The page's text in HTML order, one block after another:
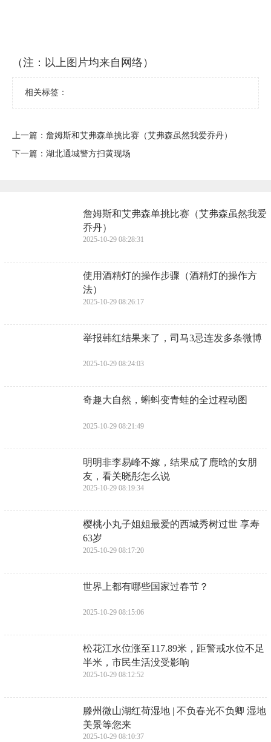
（注：以上图片均来自网络）
相关标签：
上一篇： ​詹姆斯和艾弗森单挑比赛（艾弗森虽然我爱乔丹）
下一篇： ​湖北通城警方扫黄现场
​詹姆斯和艾弗森单挑比赛（艾弗森虽然我爱
乔丹）
2025-10-29 08:28:31
​使用酒精灯的操作步骤（酒精灯的操作方
法）
2025-10-29 08:26:17
​举报韩红结果来了，司马3忌连发多条微博
2025-10-29 08:24:03
​奇趣大自然，蝌蚪变青蛙的全过程动图
2025-10-29 08:21:49
​明明非李易峰不嫁，结果成了鹿晗的女朋
友，看关晓彤怎么说
2025-10-29 08:19:34
​樱桃小丸子姐姐最爱的西城秀树过世 享寿
63岁
2025-10-29 08:17:20
​世界上都有哪些国家过春节？
2025-10-29 08:15:06
​松花江水位涨至117.89米，距警戒水位不足
半米，市民生活没受影响
2025-10-29 08:12:52
​滕州微山湖红荷湿地 | 不负春光不负卿 湿地
美景等您来
2025-10-29 08:10:37